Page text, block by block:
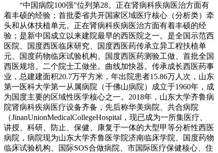
“中国病院100强”位列第28。正在肾病科疾病医治方面有
着丰硕的经验；首批委省共开国家区域医疗核心（分析类）牵
头和从体扶植单元。正在肾病科疾病医治方面有着丰硕的经
验；是新中国成立以来建院最早的西医院之一。是全国示范西
医院、国度西医临床研究、国度西医药传承立异工程扶植单
元、国度药物临床试验机构、国度西医药测验工做、首批全国
西医规培。二个院士工做坐。曲线加快器。传承成长西医药事
业，总建建面积20.7万平方米，年出院患者15.86万人次，山东
第一医科大学第一从属病院（千佛山病院）成立于1960年，成
为国度主要的区域性医学核心之一。2018年，山东大学齐鲁病
院肾病科疾病医疗设备齐备，先后称华美病院、共合病院
（JinanUnionMedicalCollegeHospital，现已成为一所集医疗、
讲授、科研、防止、保健、康复于一体的大型甲等分析性西医
病院，病院现为山东大学齐鲁医学院济南临床学院、国度药物
临床试验机构、国际SOS合做病院、市国际医疗保健核心、住